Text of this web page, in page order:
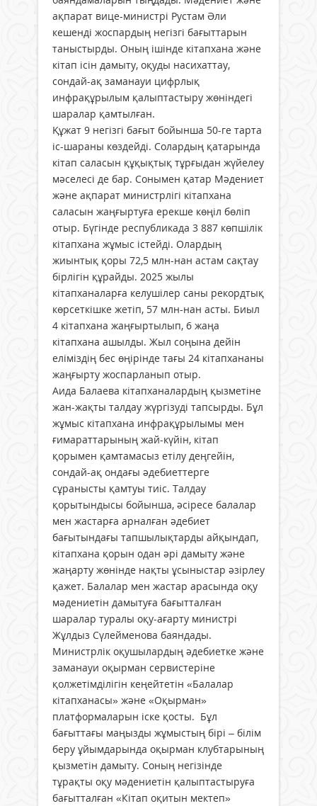
ақпарат вице-министрі Рустам Әли
кешенді жоспардың негізгі бағыттарын
таныстырды. Оның ішінде кітапхана және
кітап ісін дамыту, оқуды насихаттау,
сондай-ақ заманауи цифрлық
инфрақұрылым қалыптастыру жөніндегі
шаралар қамтылған.
Құжат 9 негізгі бағыт бойынша 50-ге тарта
іс-шараны көздейді. Солардың қатарында
кітап саласын құқықтық тұрғыдан жүйелеу
мәселесі де бар. Сонымен қатар Мәдениет
және ақпарат министрлігі кітапхана
саласын жаңғыртуға ерекше көңіл бөліп
отыр. Бүгінде республикада 3 887 көпшілік
кітапхана жұмыс істейді. Олардың
жиынтық қоры 72,5 млн-нан астам сақтау
бірлігін құрайды. 2025 жылы
кітапханаларға келушілер саны рекордтық
көрсеткішке жетіп, 57 млн-нан асты. Биыл
4 кітапхана жаңғыртылып, 6 жаңа
кітапхана ашылды. Жыл соңына дейін
еліміздің бес өңірінде тағы 24 кітапхананы
жаңғырту жоспарланып отыр.
Аида Балаева кітапханалардың қызметіне
жан-жақты талдау жүргізуді тапсырды. Бұл
жұмыс кітапхана инфрақұрылымы мен
ғимараттарының жай-күйін, кітап
қорымен қамтамасыз етілу деңгейін,
сондай-ақ ондағы әдебиеттерге
сұранысты қамтуы тиіс. Талдау
қорытындысы бойынша, әсіресе балалар
мен жастарға арналған әдебиет
бағытындағы тапшылықтарды айқындап,
кітапхана қорын одан әрі дамыту және
жаңарту жөнінде нақты ұсыныстар әзірлеу
қажет. Балалар мен жастар арасында оқу
мәдениетін дамытуға бағытталған
шаралар туралы оқу-ағарту министрі
Жұлдыз Сүлейменова баяндады.
Министрлік оқушылардың әдебиетке және
заманауи оқырман сервистеріне
қолжетімділігін кеңейтетін «Балалар
кітапханасы» және «Оқырман»
платформаларын іске қосты. Бұл
бағыттағы маңызды жұмыстың бірі – білім
беру ұйымдарында оқырман клубтарының
қызметін дамыту. Соның негізінде
тұрақты оқу мәдениетін қалыптастыруға
бағытталған «Кітап оқитын мектеп»